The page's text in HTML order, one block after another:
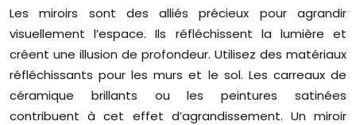
Les miroirs sont des alliés précieux pour agrandir
visuellement l’espace. Ils réfléchissent la lumière et
créent une illusion de profondeur. Utilisez des matériaux
réfléchissants pour les murs et le sol. Les carreaux de
céramique brillants ou les peintures satinées
contribuent à cet effet d’agrandissement. Un miroir